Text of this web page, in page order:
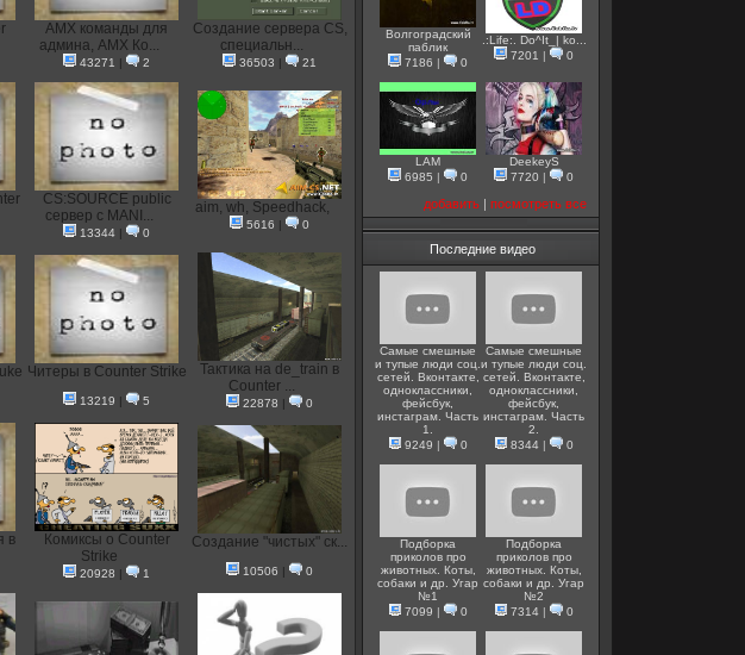
AMX команды для
админа, AMX Ко...
43271 | 2
Создание сервера CS,
специальн...
36503 | 21
CS:SOURCE public
сервер с MANI...
13344 | 0
aim, wh, Speedhack,
5616 | 0
Читеры в Counter Strike
13219 | 5
Тактика на de_train в
Counter ...
22878 | 0
в
Комиксы о Counter
Strike
20928 | 1
Создание "чистых" ск...
10506 | 0
Волгоградский
паблик
7186 | 0
.:Life:. Do^It_| ko...
7201 | 0
LAM
6985 | 0
DeekeyS
7720 | 0
добавить | посмотреть все
Последние видео
Самые смешные
и тупые люди соц.
сетей. Вконтакте,
одноклассники,
фейсбук,
инстаграм. Часть
1.
9249 | 0
Самые смешные
и тупые люди соц.
сетей. Вконтакте,
одноклассники,
фейсбук,
инстаграм. Часть
2.
8344| 0
Подборка
приколов про
животных. Коты,
собаки и др. Угар
№1
7099 | 0
Подборка
приколов про
животных. Коты,
собаки и др. Угар
№2
7314| 0